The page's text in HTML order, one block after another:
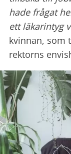
hade frågat
ett läkarintyg
kvinnan, som
rektorns